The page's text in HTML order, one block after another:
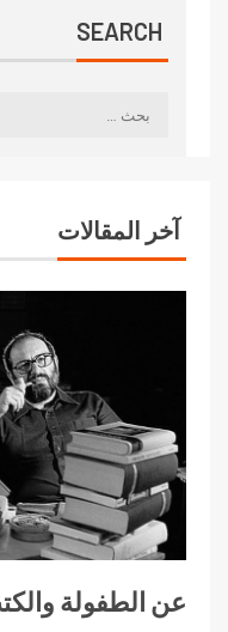
SEARCH
آخر المقالات
عن الطفولة